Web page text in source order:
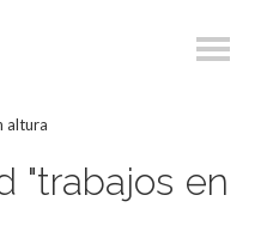
altura
"trabajos en